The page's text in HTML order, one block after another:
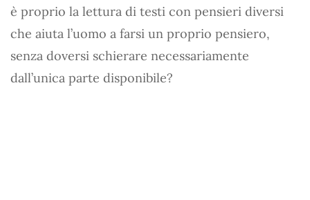
è proprio la lettura di testi con pensieri diversi
che aiuta l’uomo a farsi un proprio pensiero,
senza doversi schierare necessariamente
dall’unica parte disponibile?